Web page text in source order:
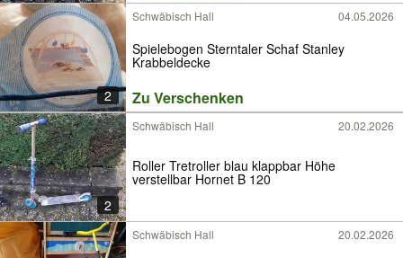
2
Schwäbisch Hall 04.05.2026
Spielebogen Sterntaler Schaf Stanley
Krabbeldecke
Zu Verschenken
2
Schwäbisch Hall 20.02.2026
Roller Tretroller blau klappbar Höhe
verstellbar Hornet B 120
Schwäbisch Hall 20.02.2026